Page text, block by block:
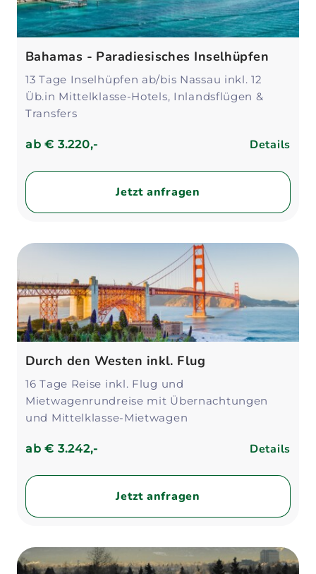
Bahamas - Paradiesisches Inselhüpfen
13 Tage Inselhüpfen ab/bis Nassau inkl. 12
Üb.in Mittelklasse-Hotels, Inlandsflügen &
Transfers
ab€ 3.220,- Details
Jetzt anfragen
Durch den Westen inkl. Flug
16 Tage Reise inkl. Flug und
Mietwagenrundreise mit Übernachtungen
und Mittelklasse-Mietwagen
ab€ 3.242,- Details
Jetzt anfragen